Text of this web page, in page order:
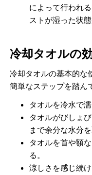
によって行われ
ストが湿った状
冷却タオルの
冷却タオルの基本的な
簡単なステップを踏ん
タオルを冷水で濡
タオルがびしょ
まで余分な水分を
タオルを首や額
る。
涼しさを感じ続